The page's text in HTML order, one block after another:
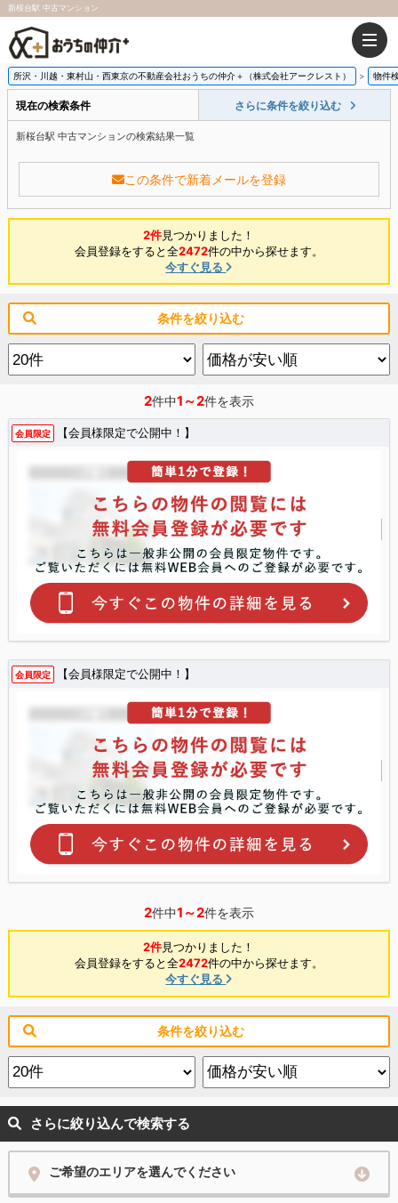
新桜台駅 中古マンション
所沢・川越・東村山・西東京の不動産会社おうちの仲介＋（株式会社アークレスト） 物件
現在の検索条件 さらに条件を絞り込む
新桜台駅 中古マンションの検索結果一覧
この条件で新着メールを登録
2件見つかりました！
会員登録をすると全2472件の中から探せます。
今すぐ見る
条件を絞り込む
2件中1～2件を表示
会員限定 【会員様限定で公開中！】
会員限定 【会員様限定で公開中！】
2件中1～2件を表示
2件見つかりました！
会員登録をすると全2472件の中から探せます。
今すぐ見る
条件を絞り込む
さらに絞り込んで検索する
ご希望のエリアを選んでください